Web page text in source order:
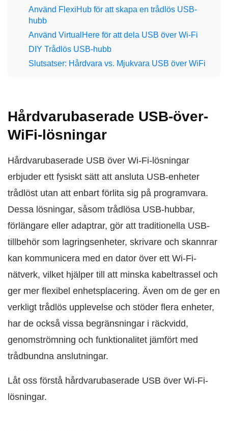
Använd FlexiHub för att skapa en trådlös USB-
hubb
Använd VirtualHere för att dela USB över Wi‑Fi
DIY Trådlös USB-hubb
Slutsatser: Hårdvara vs. Mjukvara USB över WiFi
Hårdvarubaserade USB-över-
WiFi-lösningar
Hårdvarubaserade USB över Wi‑Fi-lösningar
erbjuder ett fysiskt sätt att ansluta USB-enheter
trådlöst utan att enbart förlita sig på programvara.
Dessa lösningar, såsom trådlösa USB-hubbar,
förlängare eller adaptrar, gör att traditionella USB-
tillbehör som lagringsenheter, skrivare och skannrar
kan kommunicera med en dator över ett Wi‑Fi-
nätverk, vilket hjälper till att minska kabeltrassel och
ger mer flexibel enhetsplacering. Även om de ger en
verkligt trådlös upplevelse och stöder flera enheter,
har de också vissa begränsningar i räckvidd,
genomströmning och funktionalitet jämfört med
trådbundna anslutningar.
Låt oss förstå hårdvarubaserade USB över Wi‑Fi-
lösningar.